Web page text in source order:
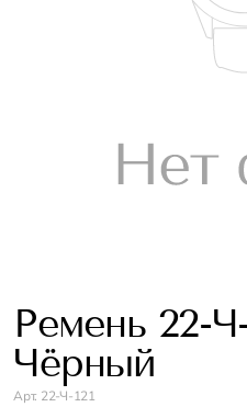
Ремень 22-
Чёрный
Арт. 22-Ч-121